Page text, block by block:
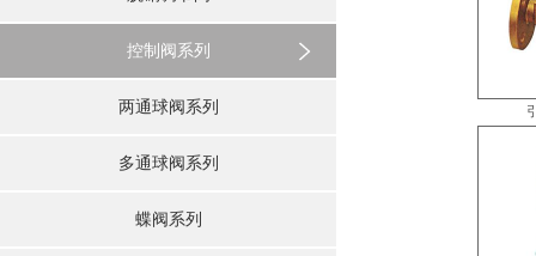
控制阀系列
两通球阀系列
多通球阀系列
蝶阀系列